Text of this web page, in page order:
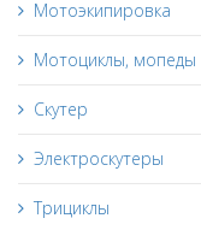
Мотоэкипировка
Мотоциклы, мопеды
Скутер
Электроскутеры
Трициклы